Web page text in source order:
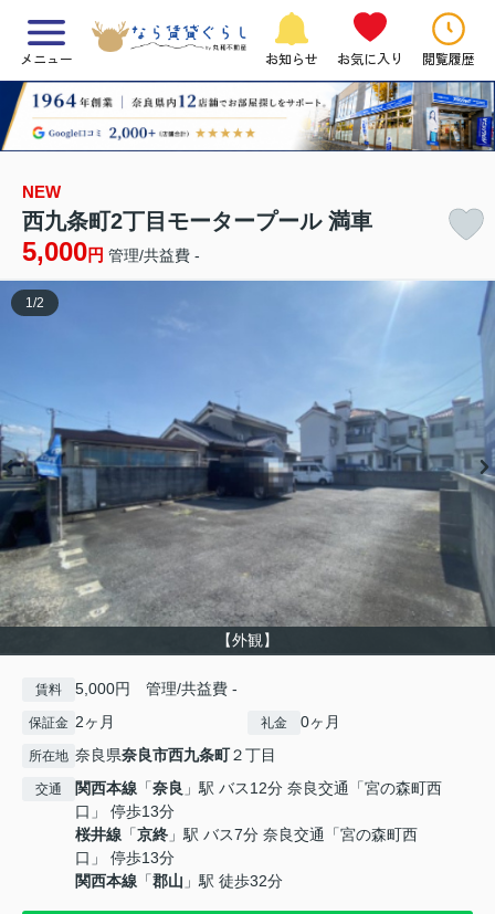
メニュー お知らせ お気に入り 閲覧履歴
NEW
西九条町2丁目モータープール 満車
5,000円 管理/共益費 -
【外観】
1/2
賃料 5,000円 管理/共益費 -
保証金 2ヶ月 礼金 0ヶ月
所在地 奈良県奈良市西九条町２丁目
交通 関西本線 「奈良 」駅 バス12分 奈良交通「宮の森町西
口」 停歩13分
桜井線 「京終 」駅 バス7分 奈良交通「宮の森町西
口」 停歩13分
関西本線 「郡山 」駅 徒歩32分